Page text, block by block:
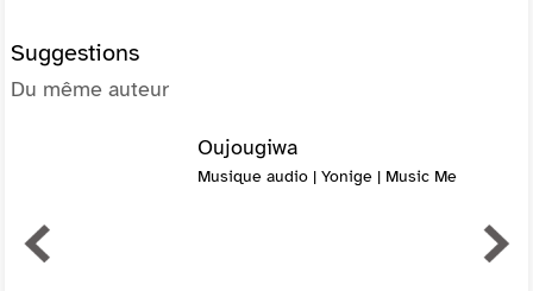
Suggestions
Du même auteur
Oujougiwa
Musique audio | Yonige | Music Me